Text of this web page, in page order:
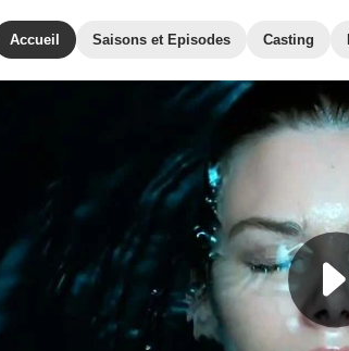
Accueil Saisons et Episodes Casting